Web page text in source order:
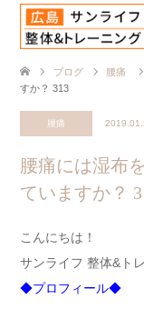
ブログ 腰痛
すか？ 313
腰痛
腰痛には湿布
ていますか？
こんにちは！
サンライフ 整体&ト
◆プロフィール◆